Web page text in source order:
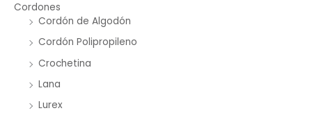
Cordones
Cordón de Algodón
Cordón Polipropileno
Crochetina
Lana
Lurex